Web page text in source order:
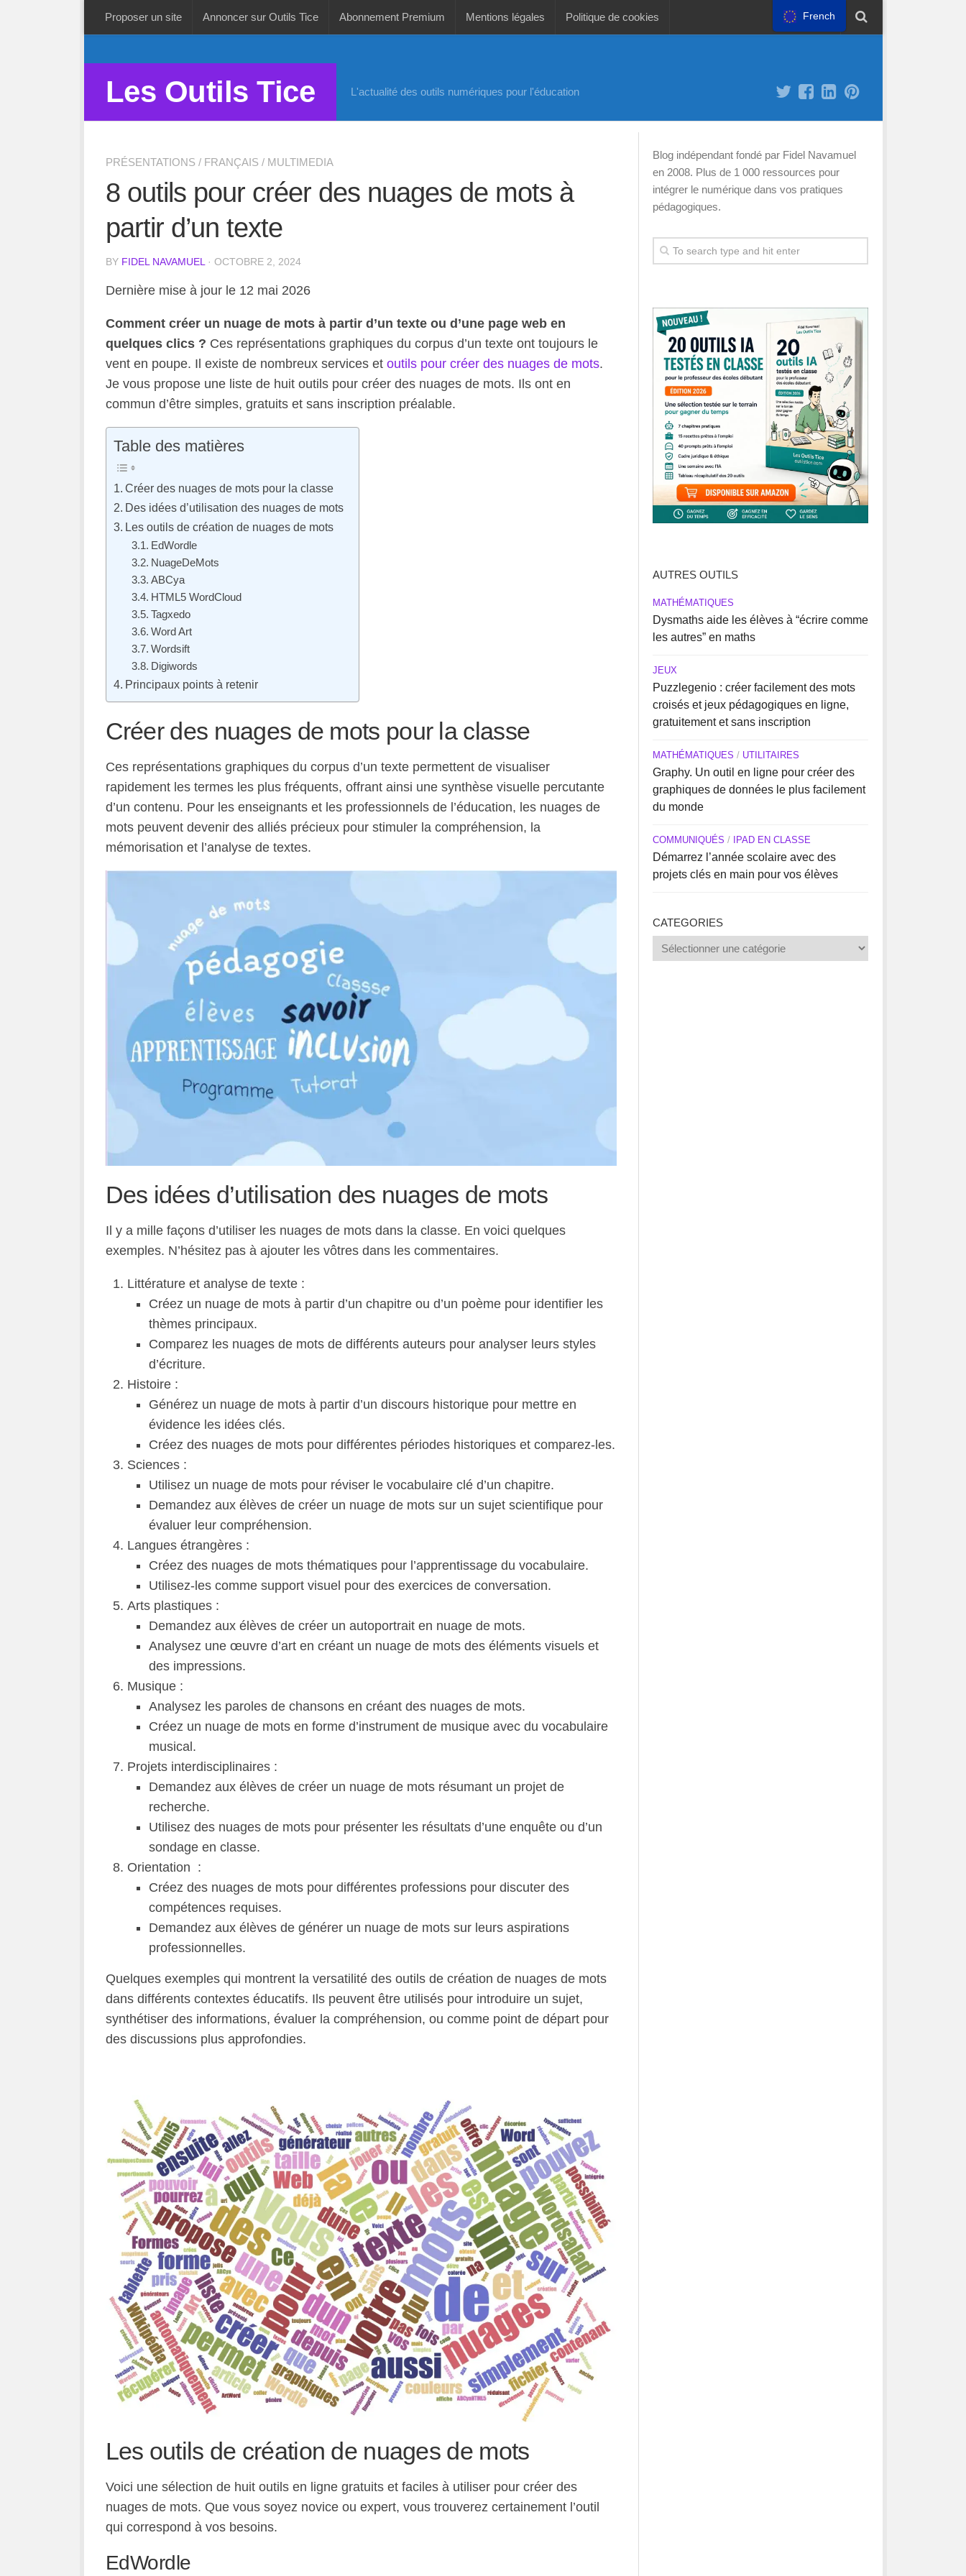
Proposer un site Annoncer sur Outils Tice Abonnement Premium Mentions légales Politique de cookies
Les Outils Tice L'actualité des outils numériques pour l'éducation
PRÉSENTATIONS / FRANÇAIS / MULTIMEDIA
8 outils pour créer des nuages de mots à
partir d’un texte
BY FIDEL NAVAMUEL · OCTOBRE 2, 2024
Dernière mise à jour le 12 mai 2026
Comment créer un nuage de mots à partir d’un texte ou d’une page web en
quelques clics ? Ces représentations graphiques du corpus d’un texte ont toujours le
vent en poupe. Il existe de nombreux services et outils pour créer des nuages de mots.
Je vous propose une liste de huit outils pour créer des nuages de mots. Ils ont en
commun d’être simples, gratuits et sans inscription préalable.
Table des matières
Créer des nuages de mots pour la classe
Des idées d’utilisation des nuages de mots
Les outils de création de nuages de mots
EdWordle
NuageDeMots
ABCya
HTML5 WordCloud
Tagxedo
Word Art
Wordsift
Digiwords
Principaux points à retenir
Créer des nuages de mots pour la classe
Ces représentations graphiques du corpus d’un texte permettent de visualiser
rapidement les termes les plus fréquents, offrant ainsi une synthèse visuelle percutante
d’un contenu. Pour les enseignants et les professionnels de l’éducation, les nuages de
mots peuvent devenir des alliés précieux pour stimuler la compréhension, la
mémorisation et l’analyse de textes.
Des idées d’utilisation des nuages de mots
Il y a mille façons d’utiliser les nuages de mots dans la classe. En voici quelques
exemples. N’hésitez pas à ajouter les vôtres dans les commentaires.
Littérature et analyse de texte :
Créez un nuage de mots à partir d’un chapitre ou d’un poème pour identifier les
thèmes principaux.
Comparez les nuages de mots de différents auteurs pour analyser leurs styles
d’écriture.
Histoire :
Générez un nuage de mots à partir d’un discours historique pour mettre en
évidence les idées clés.
Créez des nuages de mots pour différentes périodes historiques et comparez-les.
Sciences :
Utilisez un nuage de mots pour réviser le vocabulaire clé d’un chapitre.
Demandez aux élèves de créer un nuage de mots sur un sujet scientifique pour
évaluer leur compréhension.
Langues étrangères :
Créez des nuages de mots thématiques pour l’apprentissage du vocabulaire.
Utilisez-les comme support visuel pour des exercices de conversation.
Arts plastiques :
Demandez aux élèves de créer un autoportrait en nuage de mots.
Analysez une œuvre d’art en créant un nuage de mots des éléments visuels et
des impressions.
Musique :
Analysez les paroles de chansons en créant des nuages de mots.
Créez un nuage de mots en forme d’instrument de musique avec du vocabulaire
musical.
Projets interdisciplinaires :
Demandez aux élèves de créer un nuage de mots résumant un projet de
recherche.
Utilisez des nuages de mots pour présenter les résultats d’une enquête ou d’un
sondage en classe.
Orientation :
Créez des nuages de mots pour différentes professions pour discuter des
compétences requises.
Demandez aux élèves de générer un nuage de mots sur leurs aspirations
professionnelles.
Quelques exemples qui montrent la versatilité des outils de création de nuages de mots
dans différents contextes éducatifs. Ils peuvent être utilisés pour introduire un sujet,
synthétiser des informations, évaluer la compréhension, ou comme point de départ pour
des discussions plus approfondies.
Les outils de création de nuages de mots
Voici une sélection de huit outils en ligne gratuits et faciles à utiliser pour créer des
nuages de mots. Que vous soyez novice ou expert, vous trouverez certainement l’outil
qui correspond à vos besoins.
EdWordle
Blog indépendant fondé par Fidel Navamuel
en 2008. Plus de 1 000 ressources pour
intégrer le numérique dans vos pratiques
pédagogiques.
AUTRES OUTILS
MATHÉMATIQUES
Dysmaths aide les élèves à “écrire comme
les autres” en maths
JEUX
Puzzlegenio : créer facilement des mots
croisés et jeux pédagogiques en ligne,
gratuitement et sans inscription
MATHÉMATIQUES / UTILITAIRES
Graphy. Un outil en ligne pour créer des
graphiques de données le plus facilement
du monde
COMMUNIQUÉS / IPAD EN CLASSE
Démarrez l’année scolaire avec des
projets clés en main pour vos élèves
CATEGORIES
Categories
French